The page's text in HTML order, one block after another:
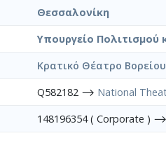
Θεσσαλονίκη
Υπουργείο Πολιτισμού
Κρατικό Θέατρο
Q582182 ⟶ National
148196354 ( Corporate ) ⟶